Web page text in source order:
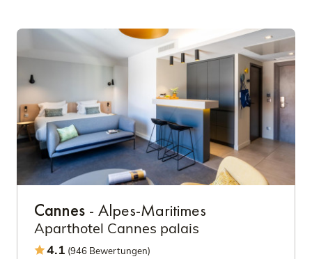
Cannes - Alpes-Maritimes
Aparthotel Cannes palais
4.1 (946 Bewertungen)